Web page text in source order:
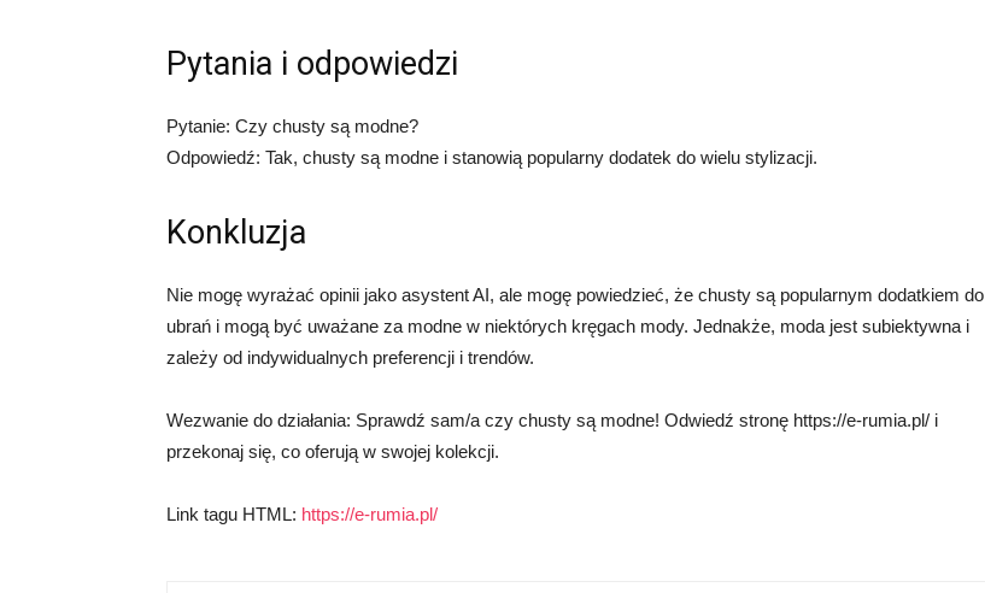
Pytania i odpowiedzi
Pytanie: Czy chusty są modne?
Odpowiedź: Tak, chusty są modne i stanowią popularny dodatek do wielu stylizacji.
Konkluzja
Nie mogę wyrażać opinii jako asystent AI, ale mogę powiedzieć, że chusty są popularnym dodatkiem do
ubrań i mogą być uważane za modne w niektórych kręgach mody. Jednakże, moda jest subiektywna i
zależy od indywidualnych preferencji i trendów.
Wezwanie do działania: Sprawdź sam/a czy chusty są modne! Odwiedź stronę https://e-rumia.pl/ i
przekonaj się, co oferują w swojej kolekcji.
Link tagu HTML: https://e-rumia.pl/